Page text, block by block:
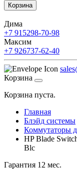
Корзина
Дима
+7 915298-70-98
Максим
+7 926737-62-40
Корзина
Корзина пуста.
Главная
Блэйд системы
Коммутаторы
HP Blade
Blc
Гарантия 12 мес.